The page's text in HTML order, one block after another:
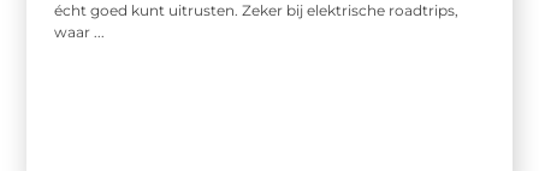
écht goed kunt uitrusten. Zeker bij elektrische roadtrips,
waar ...